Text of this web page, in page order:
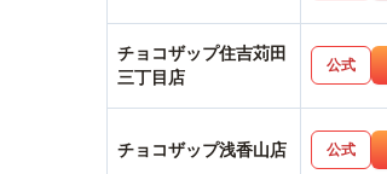
チョコザップ住吉苅田
三丁目店
公式
チョコザップ浅香山店 公式